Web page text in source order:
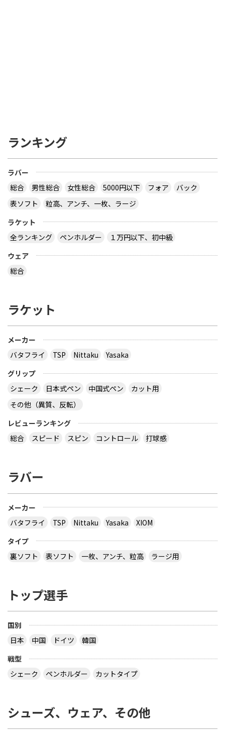
ランキング
ラバー
総合
男性総合 女性総合 5000円以下 フォア
バック
表ソフト
粒高、アンチ、一枚、ラージ
ラケット
全ランキング
ペンホルダー
１万円以下、初中級
ウェア
総合
ラケット
メーカー
バタフライ
TSP Nittaku
Yasaka
グリップ
シェーク
日本式ペン 中国式ペン
カット用
その他（異質、反転）
レビューランキング
総合
スピード スピン コントロール 打球感
ラバー
メーカー
バタフライ
TSP Nittaku Yasaka
XIOM
タイプ
裏ソフト
表ソフト 一枚、アンチ、粒高 ラージ用
トップ選手
国別
日本
中国 ドイツ
韓国
戦型
シェーク
ペンホルダー カットタイプ
シューズ、ウェア、その他